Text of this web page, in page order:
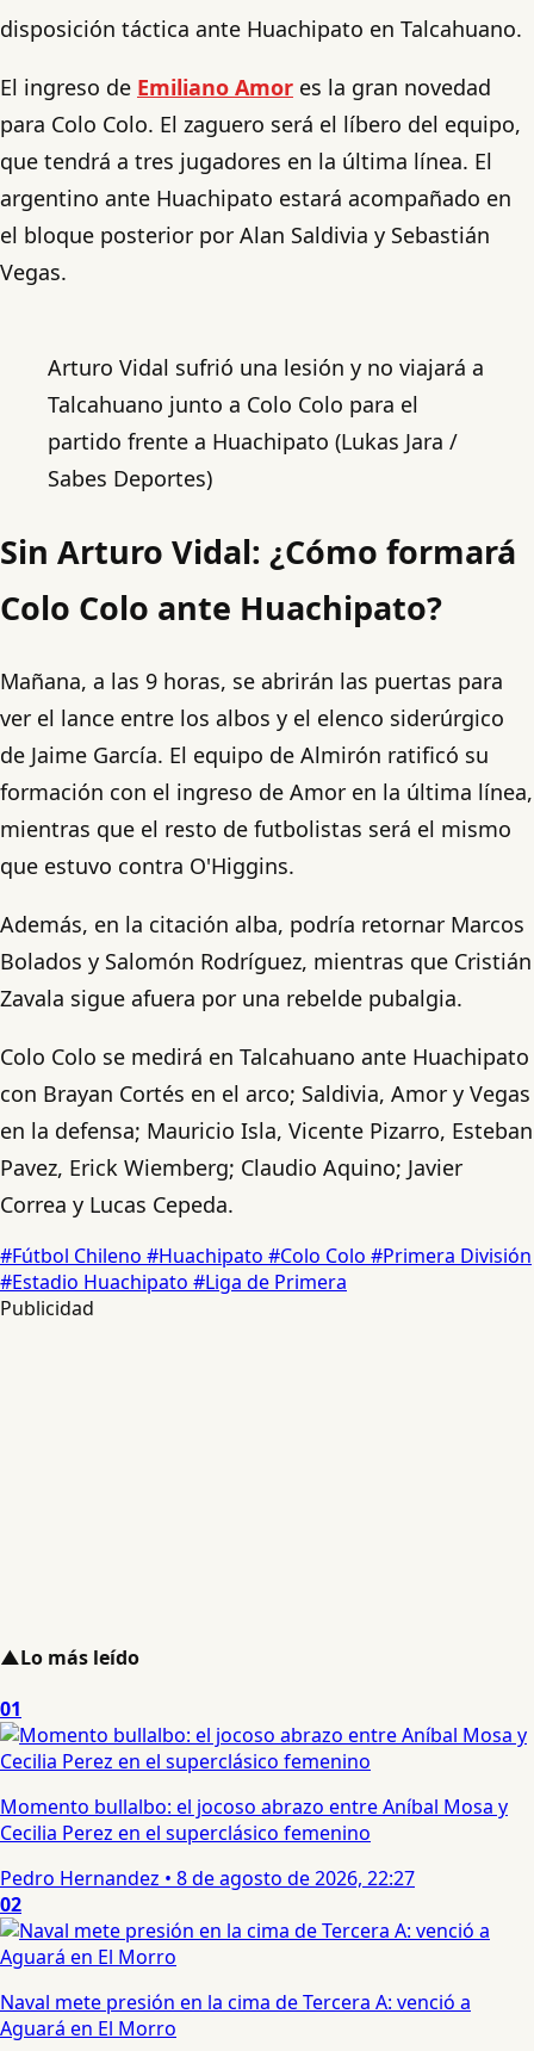
disposición táctica ante Huachipato en Talcahuano.
El ingreso de Emiliano Amor es la gran novedad
para Colo Colo. El zaguero será el líbero del equipo,
que tendrá a tres jugadores en la última línea. El
argentino ante Huachipato estará acompañado en
el bloque posterior por Alan Saldivia y Sebastián
Vegas.
Arturo Vidal sufrió una lesión y no viajará a
Talcahuano junto a Colo Colo para el
partido frente a Huachipato (Lukas Jara /
Sabes Deportes)
Sin Arturo Vidal: ¿Cómo formará
Colo Colo ante Huachipato?
Mañana, a las 9 horas, se abrirán las puertas para
ver el lance entre los albos y el elenco siderúrgico
de Jaime García. El equipo de Almirón ratificó su
formación con el ingreso de Amor en la última línea,
mientras que el resto de futbolistas será el mismo
que estuvo contra O'Higgins.
Además, en la citación alba, podría retornar Marcos
Bolados y Salomón Rodríguez, mientras que Cristián
Zavala sigue afuera por una rebelde pubalgia.
Colo Colo se medirá en Talcahuano ante Huachipato
con Brayan Cortés en el arco; Saldivia, Amor y Vegas
en la defensa; Mauricio Isla, Vicente Pizarro, Esteban
Pavez, Erick Wiemberg; Claudio Aquino; Javier
Correa y Lucas Cepeda.
#Fútbol Chileno #Huachipato #Colo Colo #Primera División
#Estadio Huachipato #Liga de Primera
Publicidad
▲Lo más leído
01
Momento bullalbo: el jocoso abrazo entre Aníbal Mosa y
Cecilia Perez en el superclásico femenino
Pedro Hernandez • 8 de agosto de 2026, 22:27
02
Naval mete presión en la cima de Tercera A: venció a
Aguará en El Morro